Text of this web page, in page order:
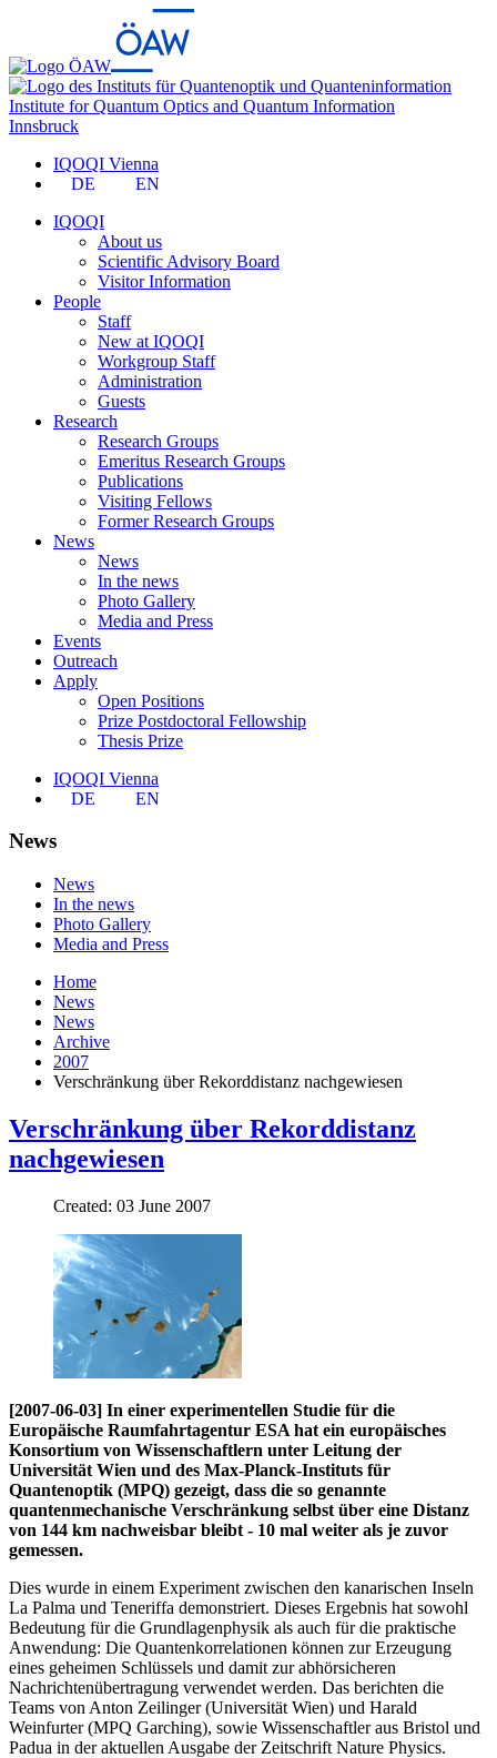
Institute for Quantum Optics and Quantum Information
Innsbruck
IQOQI Vienna
DE
EN
IQOQI
About us
Scientific Advisory Board
Visitor Information
People
Staff
New at IQOQI
Workgroup Staff
Administration
Guests
Research
Research Groups
Emeritus Research Groups
Publications
Visiting Fellows
Former Research Groups
News
News
In the news
Photo Gallery
Media and Press
Events
Outreach
Apply
Open Positions
Prize Postdoctoral Fellowship
Thesis Prize
IQOQI Vienna
DE
EN
News
News
In the news
Photo Gallery
Media and Press
Home
News
News
Archive
2007
Verschränkung über Rekorddistanz nachgewiesen
Verschränkung über Rekorddistanz
nachgewiesen
Created: 03 June 2007
[2007-06-03] In einer experimentellen Studie für die
Europäische Raumfahrtagentur ESA hat ein europäisches
Konsortium von Wissenschaftlern unter Leitung der
Universität Wien und des Max-Planck-Instituts für
Quantenoptik (MPQ) gezeigt, dass die so genannte
quantenmechanische Verschränkung selbst über eine Distanz
von 144 km nachweisbar bleibt - 10 mal weiter als je zuvor
gemessen.
Dies wurde in einem Experiment zwischen den kanarischen Inseln
La Palma und Teneriffa demonstriert. Dieses Ergebnis hat sowohl
Bedeutung für die Grundlagenphysik als auch für die praktische
Anwendung: Die Quantenkorrelationen können zur Erzeugung
eines geheimen Schlüssels und damit zur abhörsicheren
Nachrichtenübertragung verwendet werden. Das berichten die
Teams von Anton Zeilinger (Universität Wien) und Harald
Weinfurter (MPQ Garching), sowie Wissenschaftler aus Bristol und
Padua in der aktuellen Ausgabe der Zeitschrift Nature Physics.